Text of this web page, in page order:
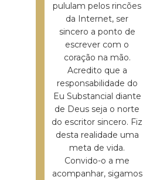
pululam pelos rincões
da Internet, ser
sincero a ponto de
escrever com o
coração na mão.
Acredito que a
responsabilidade do
Eu Substancial diante
de Deus seja o norte
do escritor sincero. Fiz
desta realidade uma
meta de vida.
Convido-o a me
acompanhar, sigamos